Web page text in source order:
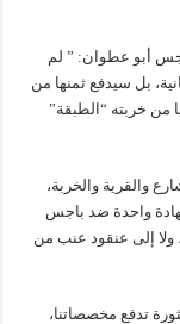
أبو عطوان: ” لم
بل سيدفع ثمنها من
من مشيه مسافة 5 كم يوميا من خربته “الطبقة”
والقرية والخربة،
واحدة ضد باجس
ولا إلى عنقود عنب من
تدفع مخصصاتنا،